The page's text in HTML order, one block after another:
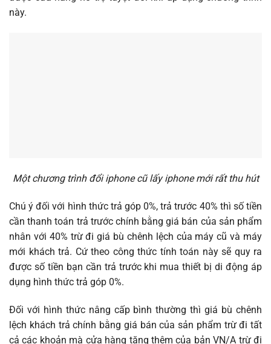
này.
Một chương trình đổi iphone cũ lấy iphone mới rất thu hút
Chú ý đối với hình thức trả góp 0%, trả trước 40% thì số tiền
cần thanh toán trả trước chính bằng giá bán của sản phẩm
nhân với 40% trừ đi giá bù chênh lệch của máy cũ và máy
mới khách trả. Cứ theo công thức tính toán này sẽ quy ra
được số tiền bạn cần trả trước khi mua thiết bị di động áp
dụng hình thức trả góp 0%.
Đối với hình thức nâng cấp bình thường thì giá bù chênh
lệch khách trả chính bằng giá bán của sản phẩm trừ đi tất
cả các khoản mà cửa hàng tặng thêm của bản VN/A trừ đi